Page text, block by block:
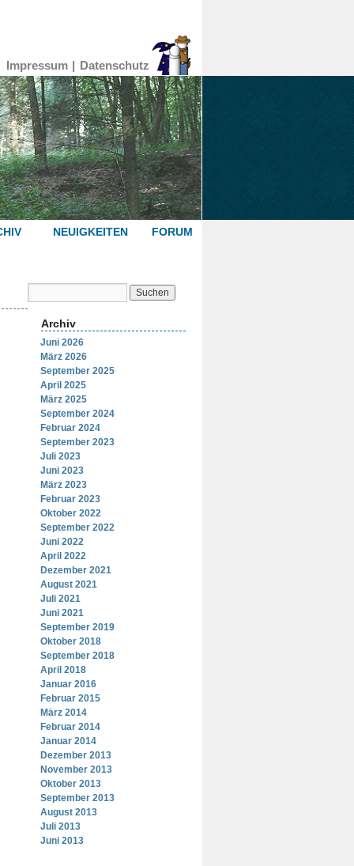
Impressum Datenschutz
NEUIGKEITEN FORUM
Archiv
Juni 2026
März 2026
September 2025
April 2025
März 2025
September 2024
Februar 2024
September 2023
Juli 2023
Juni 2023
März 2023
Februar 2023
Oktober 2022
September 2022
Juni 2022
April 2022
Dezember 2021
August 2021
Juli 2021
Juni 2021
September 2019
Oktober 2018
September 2018
April 2018
Januar 2016
Februar 2015
März 2014
Februar 2014
Januar 2014
Dezember 2013
November 2013
Oktober 2013
September 2013
August 2013
Juli 2013
Juni 2013